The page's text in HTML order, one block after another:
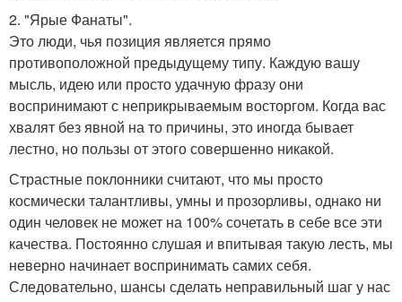
2. "Ярые Фанаты".
Это люди, чья позиция является прямо
противоположной предыдущему типу. Каждую вашу
мысль, идею или просто удачную фразу они
воспринимают с неприкрываемым восторгом. Когда вас
хвалят без явной на то причины, это иногда бывает
лестно, но пользы от этого совершенно никакой.
Страстные поклонники считают, что мы просто
космически талантливы, умны и прозорливы, однако ни
один человек не может на 100% сочетать в себе все эти
качества. Постоянно слушая и впитывая такую лесть, мы
неверно начинает воспринимать самих себя.
Следовательно, шансы сделать неправильный шаг у нас